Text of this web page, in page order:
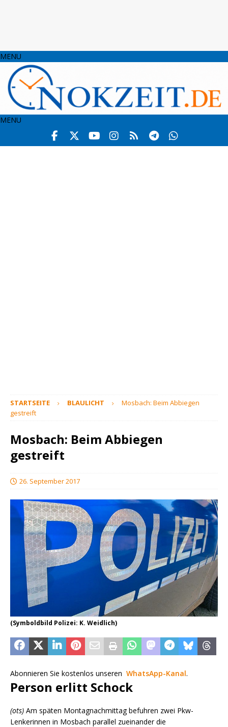
MENU
MENU
STARTSEITE BLAULICHT
Mosbach: Beim Abbiegen
gestreift
Mosbach: Beim Abbiegen
gestreift
26. September 2017
(Symboldbild Polizei: K. Weidlich)
Abonnieren Sie kostenlos unseren WhatsApp-Kanal.
Person erlitt Schock
(ots) Am späten Montagnachmittag befuhren zwei Pkw-
Lenkerinnen in Mosbach parallel zueinander die